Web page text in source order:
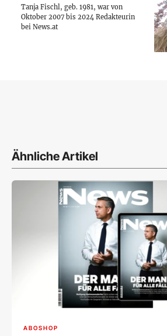
Tanja Fischl, geb. 1981, war von
Oktober 2007 bis 2024 Redakteurin
bei News.at
Ähnliche Artikel
ABOSHOP